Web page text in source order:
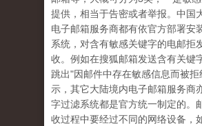
提供，相当于告密或者举报。中国
电子邮箱服务商都有依官方部署安
系统，对含有敏感关键字的电邮拒
收。例如在搜狐邮箱发送含有关键
跳出"因邮件中存在敏感信息而被拒
示，其它大陆境内电子邮箱服务商
字过滤系统都是官方统一制定的。
收过程中要经过不同的网络设备，